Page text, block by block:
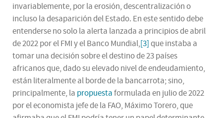
invariablemente, por la erosión, descentralización o
incluso la desaparición del Estado. En este sentido debe
entenderse no solo la alerta lanzada a principios de abril
de 2022 por el FMI y el Banco Mundial,[3]que instaba a
tomar una decisión sobre el destino de 23 países
africanos que, dado su elevado nivel de endeudamiento,
están literalmente al borde de la bancarrota; sino,
principalmente, la propuestaformulada en julio de 2022
por el economista jefe de la FAO, Máximo Torero, que